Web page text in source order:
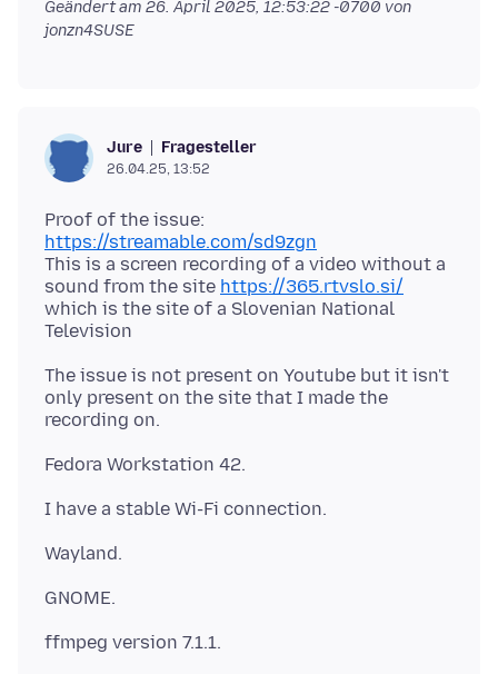
Geändert am 26. April 2025, 12:53:22 -0700 von
jonzn4SUSE
Jure Fragesteller
26.04.25, 13:52
Proof of the issue:
https://streamable.com/sd9zgn
This is a screen recording of a video without a
sound from the site https://365.rtvslo.si/
which is the site of a Slovenian National
The issue is not present on Youtube but it isn't
only present on the site that I made the